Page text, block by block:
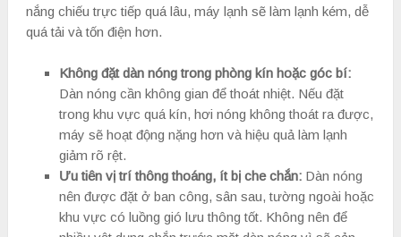
nắng chiếu trực tiếp quá lâu, máy lạnh sẽ làm lạnh kém, dễ
quá tải và tốn điện hơn.
Không đặt dàn nóng trong phòng kín hoặc góc bí:
Dàn nóng cần không gian để thoát nhiệt. Nếu đặt
trong khu vực quá kín, hơi nóng không thoát ra được,
máy sẽ hoạt động nặng hơn và hiệu quả làm lạnh
giảm rõ rệt.
Ưu tiên vị trí thông thoáng, ít bị che chắn: Dàn nóng
nên được đặt ở ban công, sân sau, tường ngoài hoặc
khu vực có luồng gió lưu thông tốt. Không nên để